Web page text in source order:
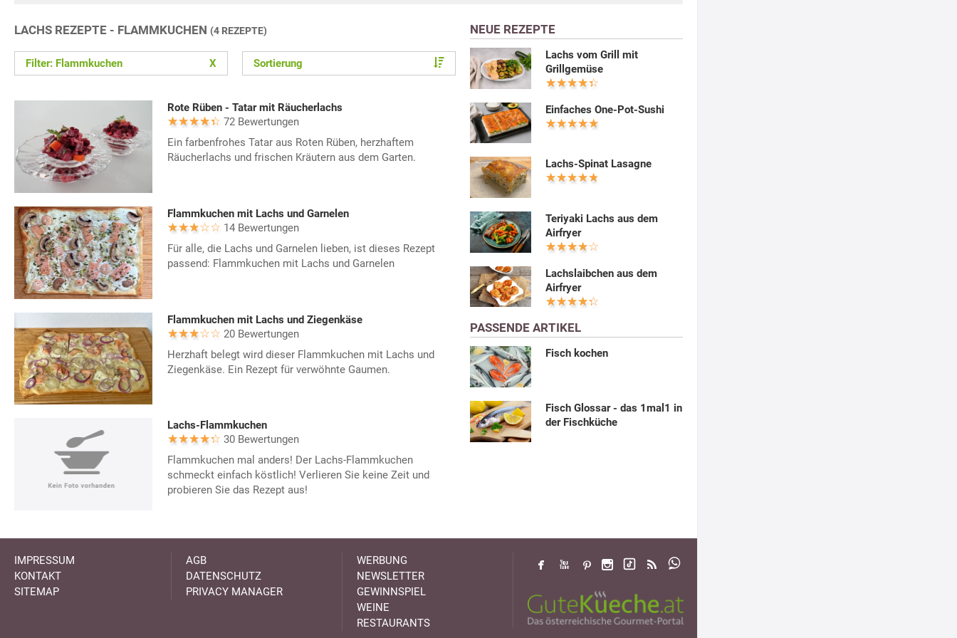
LACHS REZEPTE - FLAMMKUCHEN (4 REZEPTE)
Filter: Flammkuchen X Sortierung
Rote Rüben - Tatar mit Räucherlachs
72 Bewertungen
Ein farbenfrohes Tatar aus Roten Rüben, herzhaftem
Räucherlachs und frischen Kräutern aus dem Garten.
Flammkuchen mit Lachs und Garnelen
14 Bewertungen
Für alle, die Lachs und Garnelen lieben, ist dieses Rezept
passend: Flammkuchen mit Lachs und Garnelen
Flammkuchen mit Lachs und Ziegenkäse
20 Bewertungen
Herzhaft belegt wird dieser Flammkuchen mit Lachs und
Ziegenkäse. Ein Rezept für verwöhnte Gaumen.
Lachs-Flammkuchen
30 Bewertungen
Flammkuchen mal anders! Der Lachs-Flammkuchen
schmeckt einfach köstlich! Verlieren Sie keine Zeit und
probieren Sie das Rezept aus!
NEUE REZEPTE
Lachs vom Grill mit
Grillgemüse
Einfaches One-Pot-Sushi
Lachs-Spinat Lasagne
Teriyaki Lachs aus dem
Airfryer
Lachslaibchen aus dem
Airfryer
PASSENDE ARTIKEL
Fisch kochen
Fisch Glossar - das 1mal1 in
der Fischküche
IMPRESSUM
KONTAKT
SITEMAP
AGB
DATENSCHUTZ
PRIVACY MANAGER
WERBUNG
NEWSLETTER
GEWINNSPIEL
WEINE
RESTAURANTS